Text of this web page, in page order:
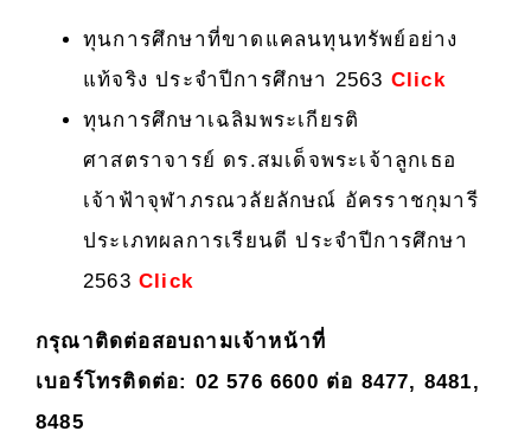
ทุนการศึกษาที่ขาดแคลนทุนทรัพย์อย่าง
แท้จริง ประจำปีการศึกษา 2563 Click
ทุนการศึกษาเฉลิมพระเกียรติ
ศาสตราจารย์ ดร.สมเด็จพระเจ้าลูกเธอ
เจ้าฟ้าจุฬาภรณวลัยลักษณ์ อัครราชกุมารี
ประเภทผลการเรียนดี ประจำปีการศึกษา
2563 Click
กรุณาติดต่อสอบถามเจ้าหน้าที่
เบอร์โทรติดต่อ: 02 576 6600 ต่อ 8477, 8481,
8485